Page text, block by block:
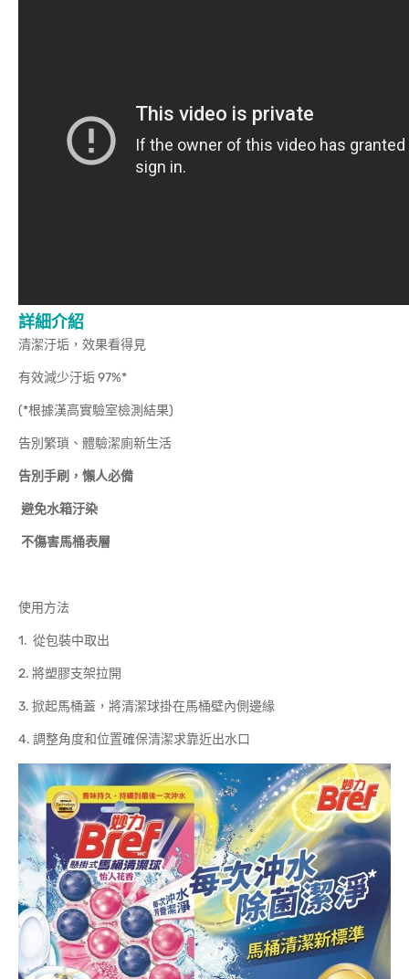
詳細介紹
清潔汙垢，效果看得見
有效減少汙垢 97%*
(*根據漢高實驗室檢測結果)
告別繁瑣、體驗潔廁新生活
告別手刷，懶人必備
避免水箱汙染
不傷害馬桶表層
使用方法
1. 從包裝中取出
2. 將塑膠支架拉開
3. 掀起馬桶蓋，將清潔球掛在馬桶壁內側邊緣
4. 調整角度和位置確保清潔求靠近出水口